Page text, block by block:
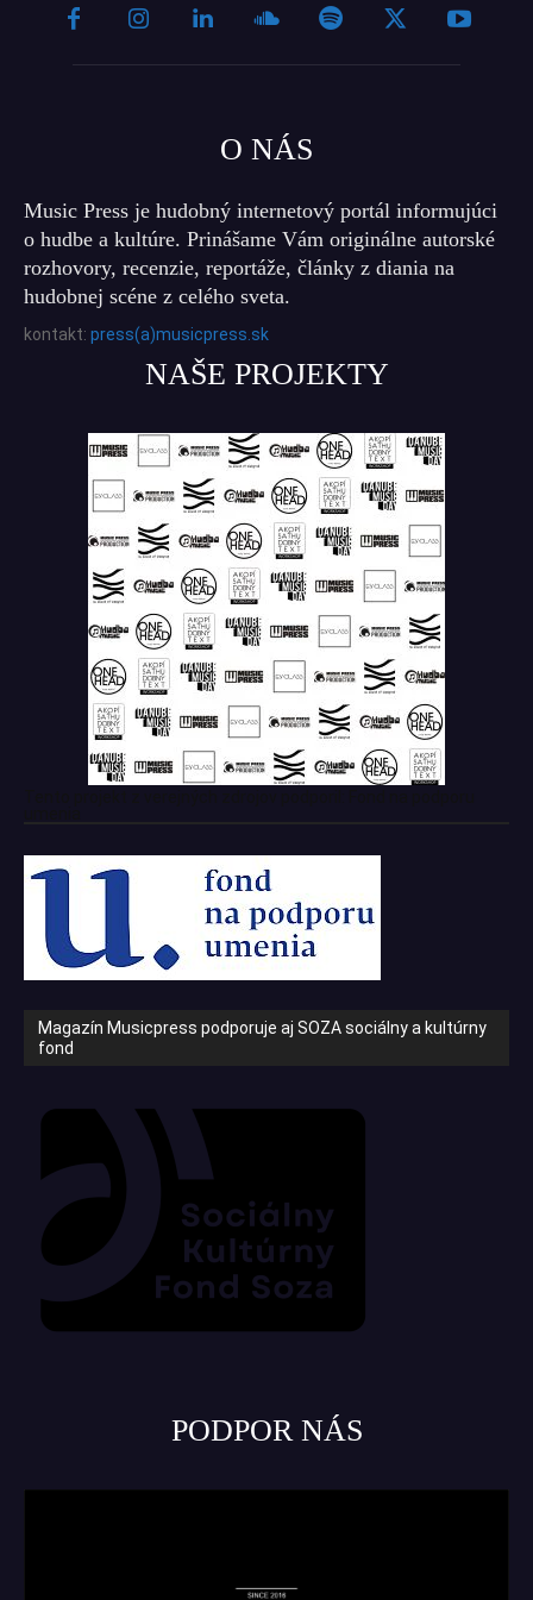
O NÁS
Music Press je hudobný internetový portál informujúci
o hudbe a kultúre. Prinášame Vám originálne autorské
rozhovory, recenzie, reportáže, články z diania na
hudobnej scéne z celého sveta.
kontakt: press(a)musicpress.sk
NAŠE PROJEKTY
Magazín Musicpress podporuje aj SOZA sociálny a kultúrny
fond
PODPOR NÁS